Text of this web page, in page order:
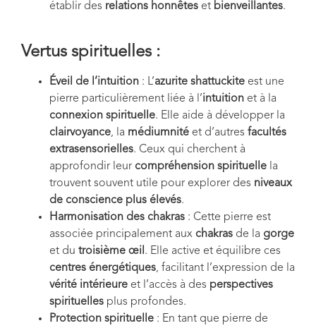
établir des relations honnêtes et bienveillantes.
Vertus spirituelles :
Éveil de l’intuition : L’azurite shattuckite est une
pierre particulièrement liée à l’intuition et à la
connexion spirituelle. Elle aide à développer la
clairvoyance, la médiumnité et d’autres facultés
extrasensorielles. Ceux qui cherchent à
approfondir leur compréhension spirituelle la
trouvent souvent utile pour explorer des niveaux
de conscience plus élevés.
Harmonisation des chakras : Cette pierre est
associée principalement aux chakras de la gorge
et du troisième œil . Elle active et équilibre ces
centres énergétiques, facilitant l’expression de la
vérité intérieure et l’accès à des perspectives
spirituelles plus profondes.
Protection spirituelle : En tant que pierre de